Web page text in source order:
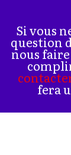
Si vous
question
nous
fera